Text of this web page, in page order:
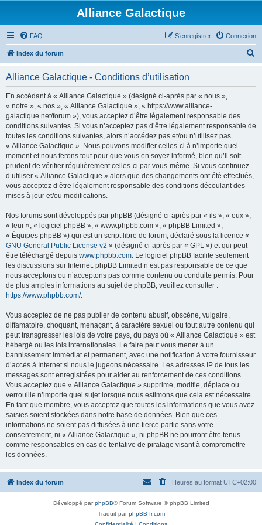
Alliance Galactique
FAQ Connexion
S’enregistrer
Index du forum
Alliance Galactique - Conditions d’utilisation
En accédant à « Alliance Galactique » (désigné ci-après par « nous »,
« notre », « nos », « Alliance Galactique », « https://www.alliance-
galactique.net/forum »), vous acceptez d’être légalement responsable des
conditions suivantes. Si vous n’acceptez pas d’être légalement responsable de
toutes les conditions suivantes, alors n’accédez pas et/ou n’utilisez pas
« Alliance Galactique ». Nous pouvons modifier celles-ci à n’importe quel
moment et nous ferons tout pour que vous en soyez informé, bien qu’il soit
prudent de vérifier régulièrement celles-ci par vous-même. Si vous continuez
d’utiliser « Alliance Galactique » alors que des changements ont été effectués,
vous acceptez d’être légalement responsable des conditions découlant des
mises à jour et/ou modifications.
Nos forums sont développés par phpBB (désigné ci-après par « ils », « eux »,
« leur », « logiciel phpBB », « www.phpbb.com », « phpBB Limited »,
« Équipes phpBB ») qui est un script libre de forum, déclaré sous la licence «
GNU General Public License v2 » (désigné ci-après par « GPL ») et qui peut
être téléchargé depuis www.phpbb.com. Le logiciel phpBB facilite seulement
les discussions sur Internet. phpBB Limited n’est pas responsable de ce que
nous acceptons ou n’acceptons pas comme contenu ou conduite permis. Pour
de plus amples informations au sujet de phpBB, veuillez consulter :
https://www.phpbb.com/.
Vous acceptez de ne pas publier de contenu abusif, obscène, vulgaire,
diffamatoire, choquant, menaçant, à caractère sexuel ou tout autre contenu qui
peut transgresser les lois de votre pays, du pays où « Alliance Galactique » est
hébergé ou les lois internationales. Le faire peut vous mener à un
bannissement immédiat et permanent, avec une notification à votre fournisseur
d’accès à Internet si nous le jugeons nécessaire. Les adresses IP de tous les
messages sont enregistrées pour aider au renforcement de ces conditions.
Vous acceptez que « Alliance Galactique » supprime, modifie, déplace ou
verrouille n’importe quel sujet lorsque nous estimons que cela est nécessaire.
En tant que membre, vous acceptez que toutes les informations que vous avez
saisies soient stockées dans notre base de données. Bien que ces
informations ne soient pas diffusées à une tierce partie sans votre
consentement, ni « Alliance Galactique », ni phpBB ne pourront être tenus
comme responsables en cas de tentative de piratage visant à compromettre
les données.
Index du forum Heures au format UTC+02:00
Développé parphpBB® Forum Software © phpBB Limited
Traduit parphpBB-fr.com